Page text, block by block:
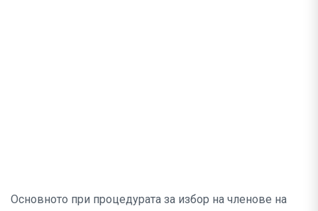
Основното при процедурата за избор на членове на